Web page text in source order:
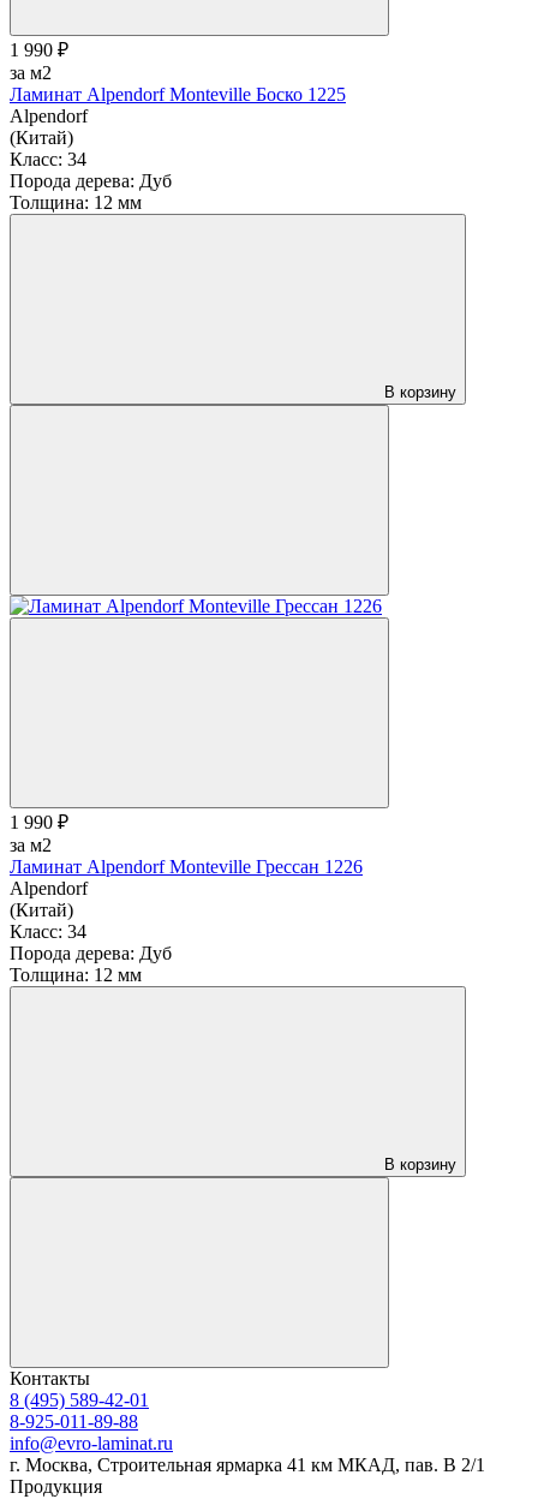
1 990 ₽
за м2
Ламинат Alpendorf Monteville Боско 1225
Alpendorf
(Китай)
Класс: 34
Порода дерева: Дуб
Толщина: 12 мм
В корзину
1 990 ₽
за м2
Ламинат Alpendorf Monteville Грессан 1226
Alpendorf
(Китай)
Класс: 34
Порода дерева: Дуб
Толщина: 12 мм
В корзину
Контакты
8 (495) 589-42-01
8-925-011-89-88
info@evro-laminat.ru
г. Москва, Строительная ярмарка 41 км МКАД, пав. В 2/1
Продукция